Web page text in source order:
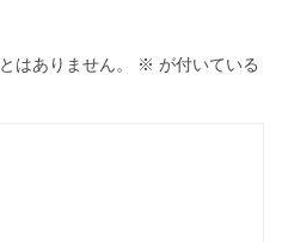
はありません。 ※ が付いている